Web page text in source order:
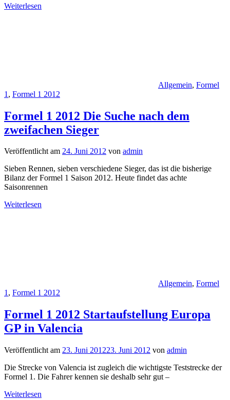
Weiterlesen
Allgemein, Formel
1 , Formel 1 2012
Formel 1 2012 Die Suche nach dem
zweifachen Sieger
Veröffentlicht am 24. Juni 2012 von admin
Sieben Rennen, sieben verschiedene Sieger, das ist die bisherige
Bilanz der Formel 1 Saison 2012. Heute findet das achte
Saisonrennen
Weiterlesen
Allgemein, Formel
1, Formel 1 2012
Formel 1 2012 Startaufstellung Europa
GP in Valencia
Veröffentlicht am 23. Juni 201223. Juni 2012 von admin
Die Strecke von Valencia ist zugleich die wichtigste Teststrecke der
Formel 1. Die Fahrer kennen sie deshalb sehr gut –
Weiterlesen